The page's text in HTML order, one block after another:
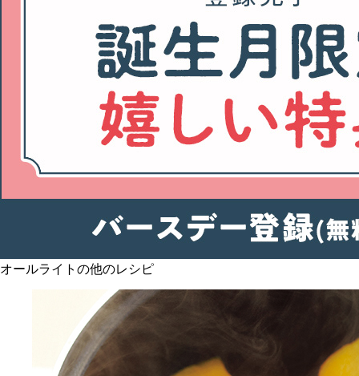
オールライトの他のレシピ